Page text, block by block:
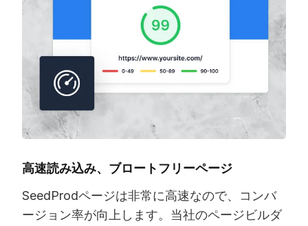
高速読み込み、ブロートフリーページ
SeedProdページは非常に高速なので、コンバ
ージョン率が向上します。当社のページビルダ